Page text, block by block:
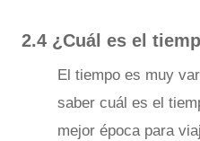
2.4 ¿Cuál es el
El tiempo es muy
saber cuál es el
mejor época para